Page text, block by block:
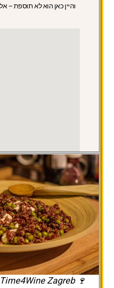
והיין כאן הוא לא תוספת –
🍷 Restaurant Konoba Time4Wine Zagreb